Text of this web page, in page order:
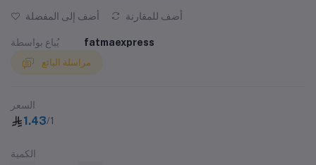
أضف إلى المفضلة أضف للمقارنة
يُباع بواسطة fatmaexpress
مراسلة البائع
السعر
1.43/1
الكمية